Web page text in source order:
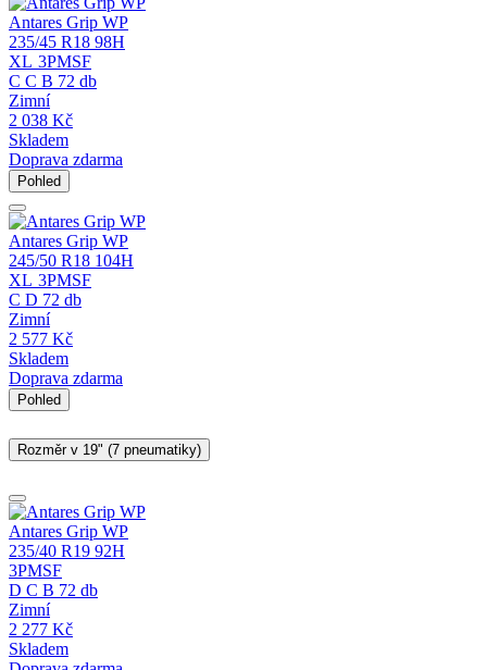
Antares Grip WP
235/45 R18 98H
XL 3PMSF
C C B 72 db
Zimní
2 038 Kč
Skladem
Doprava zdarma
Pohled
Antares Grip WP
245/50 R18 104H
XL 3PMSF
C D 72 db
Zimní
2 577 Kč
Skladem
Doprava zdarma
Pohled
Rozměr v 19" (7 pneumatiky)
Antares Grip WP
235/40 R19 92H
3PMSF
D C B 72 db
Zimní
2 277 Kč
Skladem